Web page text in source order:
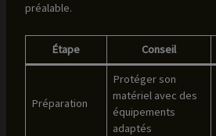
préalable.
Étape Conseil
Préparation
Protéger son
matériel avec des
équipements
adaptés